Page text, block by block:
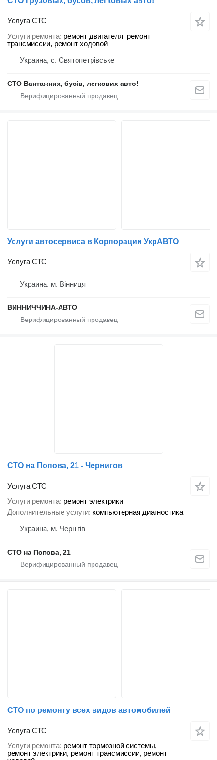
Услуга СТО
Услуги ремонта ремонт двигателя, ремонт
трансмиссии, ремонт ходовой
Украина, с. Святопетрівське
СТО Вантажних, бусів, легкових авто!
Услуги автосервиса в Корпорации УкрАВТО
Услуга СТО
Украина, м. Вінниця
ВИННИЧЧИНА-АВТО
СТО на Попова, 21 - Чернигов
Услуга СТО
Услуги ремонта ремонт электрики
Дополнительные услуги компьютерная диагностика
Украина, м. Чернігів
СТО на Попова, 21
СТО по ремонту всех видов автомобилей
Услуга СТО
Услуги ремонта ремонт тормозной системы,
ремонт электрики, ремонт трансмиссии, ремонт